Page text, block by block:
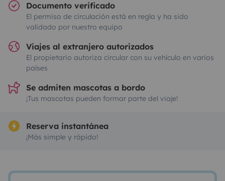
Documento verificado
El permiso de circulación está en regla y ha sido
validado por nuestro equipo
Viajes al extranjero autorizados
El propietario autoriza circular con su vehículo en varios
países
Se admiten mascotas a bordo
¡Tus mascotas pueden formar parte del viaje!
Reserva instantánea
¡Más simple y rápido!